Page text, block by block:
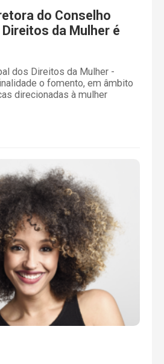
do Conselho
da Mulher é
dos Direitos da Mulher -
o fomento, em âmbito
direcionadas à mulher